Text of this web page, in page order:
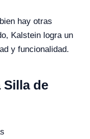
hay otras
Kalstein logra un
y funcionalidad.
Silla de